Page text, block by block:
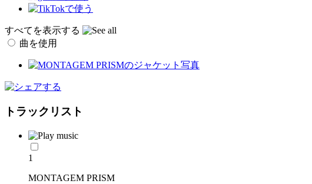
すべてを表示する
曲を使用
トラックリスト
1
MONTAGEM PRISM